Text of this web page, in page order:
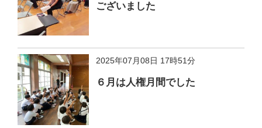
ございました
2025年07月08日 17時51分
６月は人権月間でした